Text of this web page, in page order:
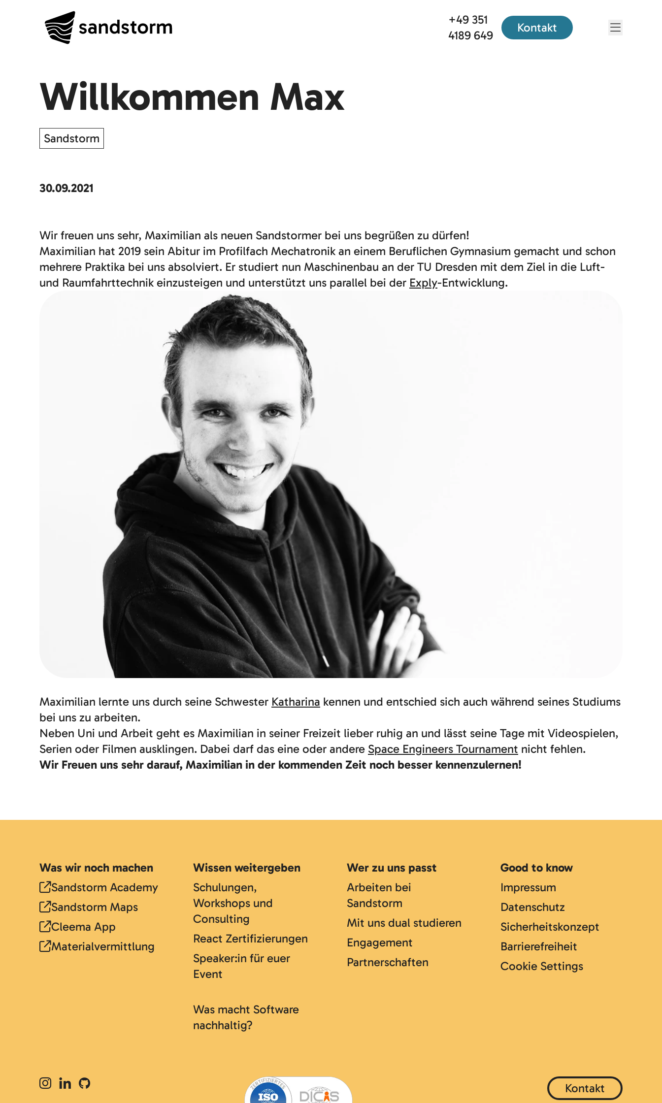
+49 351
4189 649
Kontakt Menü
Willkommen Max
Sandstorm
30.09.2021
Wir freuen uns sehr, Maximilian als neuen Sandstormer bei uns begrüßen zu dürfen!
Maximilian hat 2019 sein Abitur im Profilfach Mechatronik an einem Beruflichen Gymnasium gemacht und schon
mehrere Praktika bei uns absolviert. Er studiert nun Maschinenbau an der TU Dresden mit dem Ziel in die Luft-
und Raumfahrttechnik einzusteigen und unterstützt uns parallel bei der Exply-Entwicklung.
Maximilian lernte uns durch seine Schwester Katharina kennen und entschied sich auch während seines Studiums
bei uns zu arbeiten.
Neben Uni und Arbeit geht es Maximilian in seiner Freizeit lieber ruhig an und lässt seine Tage mit Videospielen,
Serien oder Filmen ausklingen. Dabei darf das eine oder andere Space Engineers Tournament nicht fehlen.
Wir Freuen uns sehr darauf, Maximilian in der kommenden Zeit noch besser kennenzulernen!
Was wir noch machen
Sandstorm Academy
Sandstorm Maps
Cleema App
Materialvermittlung
Wissen weitergeben
Schulungen,
Workshops und
Consulting
React Zertifizierungen
Speaker:in für euer
Event
Was macht Software
nachhaltig?
Wer zu uns passt
Arbeiten bei
Sandstorm
Mit uns dual studieren
Engagement
Partnerschaften
Good to know
Impressum
Datenschutz
Sicherheitskonzept
Barrierefreiheit
Cookie Settings
Kontakt